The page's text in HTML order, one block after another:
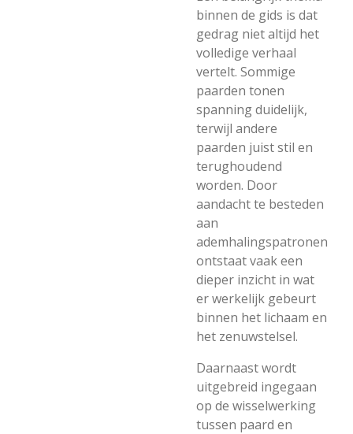
binnen de gids is dat
gedrag niet altijd het
volledige verhaal
vertelt. Sommige
paarden tonen
spanning duidelijk,
terwijl andere
paarden juist stil en
terughoudend
worden. Door
aandacht te besteden
aan
ademhalingspatronen
ontstaat vaak een
dieper inzicht in wat
er werkelijk gebeurt
binnen het lichaam en
het zenuwstelsel.
Daarnaast wordt
uitgebreid ingegaan
op de wisselwerking
tussen paard en